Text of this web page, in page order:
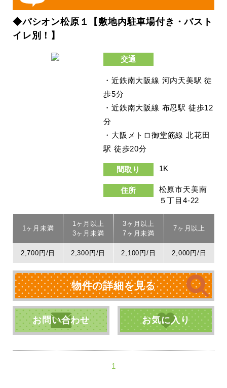
◆パシオン松原１【敷地内駐車場付き・バスト
イレ別！】
交通
・近鉄南大阪線 河内天美駅 徒
歩5分
・近鉄南大阪線 布忍駅 徒歩12
分
・大阪メトロ御堂筋線 北花田
駅 徒歩20分
間取り 1K
住所
松原市天美南
５丁目4-22
1ヶ月未満
1ヶ月以上
3ヶ月未満
3ヶ月以上
7ヶ月未満
7ヶ月以上
2,700円/日 2,300円/日 2,100円/日 2,000円/日
物件の詳細を見る
お問い合わせ お気に入り
1